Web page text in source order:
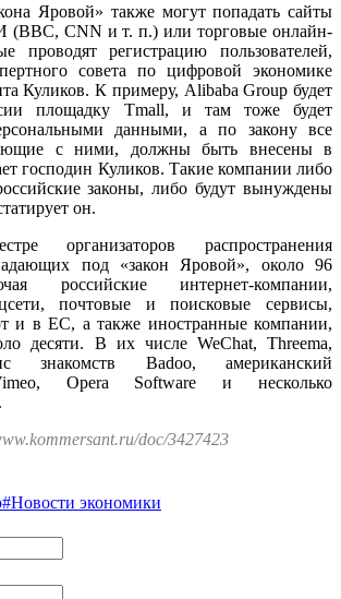
Яровой» также могут попадать сайты
CNN и т. п.) или торговые онлайн-
проводят регистрацию пользователей,
совета по цифровой экономике
Куликов. К примеру, Alibaba Group будет
площадку Tmall, и там тоже будет
данными, а по закону все
с ними, должны быть внесены в
господин Куликов. Такие компании либо
законы, либо будут вынуждены
он.
организаторов распространения
под «закон Яровой», около 96
российские интернет-компании,
почтовые и поисковые сервисы,
и в ЕС, а также иностранные компании,
десяти. В их числе WeChat, Threema,
знакомств Badoo, американский
Opera Software и несколько
doc/3427423
#Новости экономики